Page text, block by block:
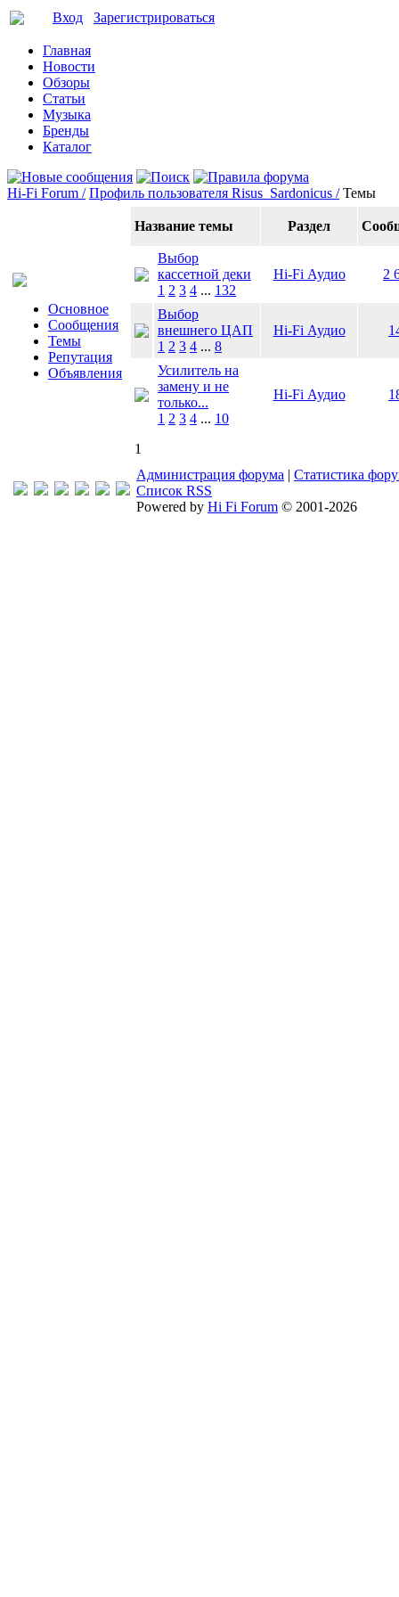
Вход Зарегистрироваться
Главная
Новости
Обзоры
Статьи
Музыка
Бренды
Каталог
Hi-Fi Forum / Профиль пользователя Risus_Sardonicus / Темы
Основное
Сообщения
Темы
Репутация
Объявления
Название темы Раздел
Выбор
кассетной деки
1 2 3 4 ... 132
Hi-Fi Аудио 2
Выбор
внешнего ЦАП
1 2 3 4 ... 8
Hi-Fi Аудио
Усилитель на
замену и не
только...
1 2 3 4 ... 10
Hi-Fi Аудио
1
Администрация форума | Статистика
Список RSS
Powered by Hi Fi Forum © 2001-2026